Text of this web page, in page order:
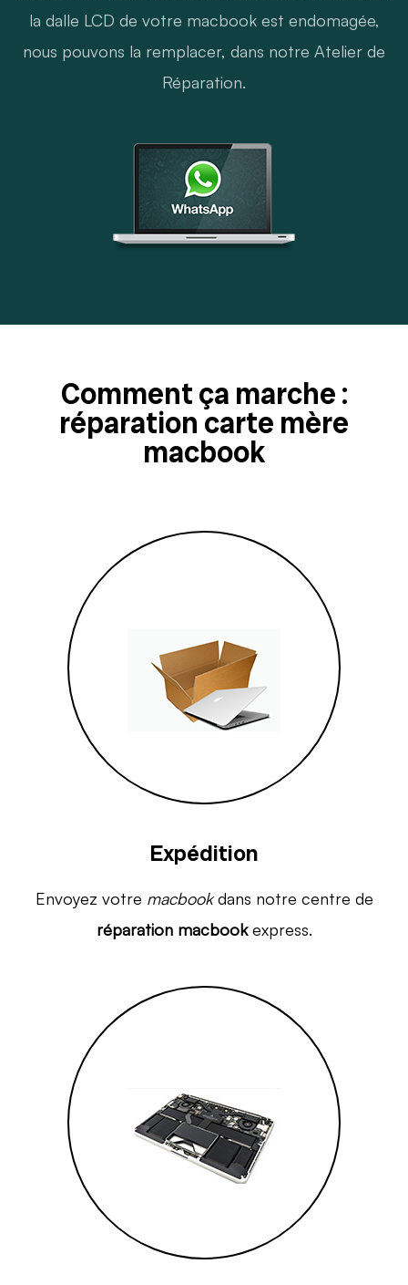
la dalle LCD de votre macbook est endomagée,
nous pouvons la remplacer, dans notre Atelier de
Réparation.
Comment ça marche :
réparation carte mère
macbook
Expédition
Envoyez votre macbookdans notre centre de
réparation macbookexpress.